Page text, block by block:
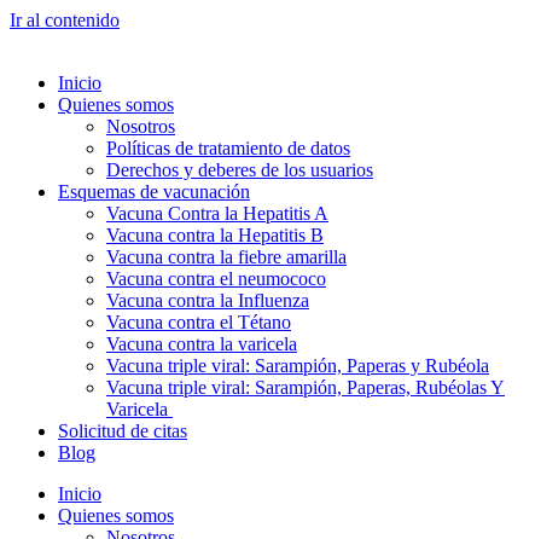
Ir al contenido
Inicio
Quienes somos
Nosotros
Políticas de tratamiento de datos
Derechos y deberes de los usuarios
Esquemas de vacunación
Vacuna Contra la Hepatitis A
Vacuna contra la Hepatitis B
Vacuna contra la fiebre amarilla
Vacuna contra el neumococo
Vacuna contra la Influenza
Vacuna contra el Tétano
Vacuna contra la varicela
Vacuna triple viral: Sarampión, Paperas y Rubéola
Vacuna triple viral: Sarampión, Paperas, Rubéolas Y
Varicela
Solicitud de citas
Blog
Inicio
Quienes somos